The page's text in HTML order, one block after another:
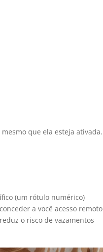
que ela esteja ativada.
(um rótulo numérico)
a você acesso remoto
o risco de vazamentos